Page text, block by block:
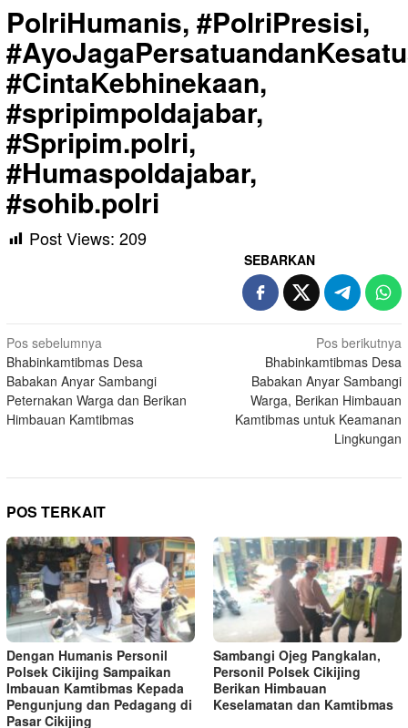
PolriHumanis, #PolriPresisi,
#CintaKebhinekaan,
#spripimpoldajabar,
#Spripim.polri,
#Humaspoldajabar,
#sohib.polri
Post Views: 209
SEBARKAN
Navigasi
pos
Pos sebelumnya
Bhabinkamtibmas Desa
Babakan Anyar Sambangi
Peternakan Warga dan Berikan
Himbauan Kamtibmas
Pos berikutnya
Bhabinkamtibmas Desa
Babakan Anyar Sambangi
Warga, Berikan Himbauan
Kamtibmas untuk Keamanan
Lingkungan
POS TERKAIT
Dengan Humanis Personil
Polsek Cikijing Sampaikan
Imbauan Kamtibmas Kepada
Pengunjung dan Pedagang di
Pasar Cikijing
Sambangi Ojeg Pangkalan,
Personil Polsek Cikijing
Berikan Himbauan
Keselamatan dan Kamtibmas